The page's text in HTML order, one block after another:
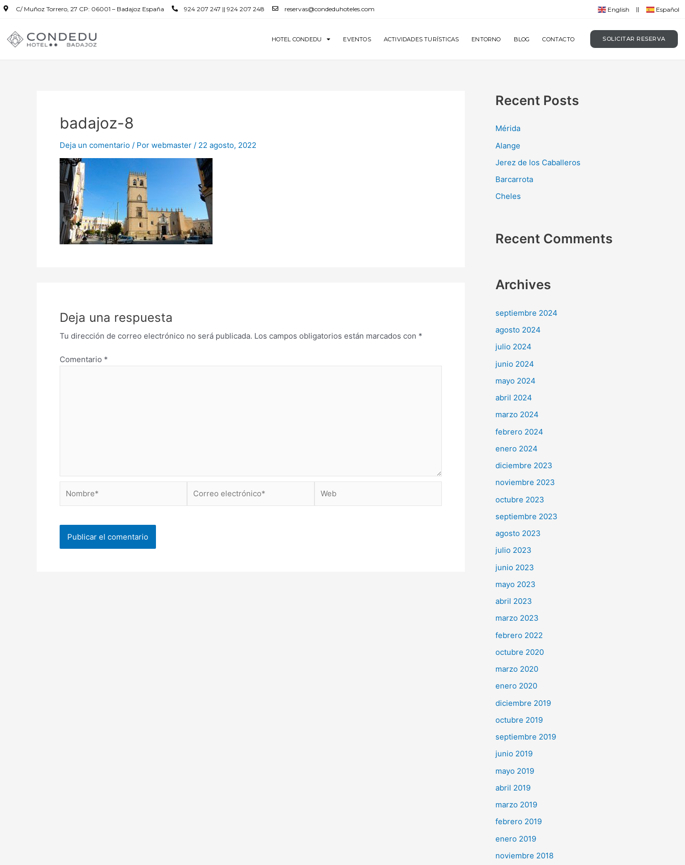
C/ Muñoz Torrero, 27 CP: 06001 – Badajoz España 924 207 247 || 924 207 248 reservas@condeduhoteles.com English Español
HOTEL CONDEDU EVENTOS ACTIVIDADES TURÍSTICAS ENTORNO BLOG CONTACTO SOLICITAR RESERVA
badajoz-8
Deja un comentario / Por webmaster / 22 agosto, 2022
Deja una respuesta
Tu dirección de correo electrónico no será publicada. Los campos obligatorios están marcados con *
Comentario *
Recent Posts
Mérida
Alange
Jerez de los Caballeros
Barcarrota
Cheles
Recent Comments
Archives
septiembre 2024
agosto 2024
julio 2024
junio 2024
mayo 2024
abril 2024
marzo 2024
febrero 2024
enero 2024
diciembre 2023
noviembre 2023
octubre 2023
septiembre 2023
agosto 2023
julio 2023
junio 2023
mayo 2023
abril 2023
marzo 2023
febrero 2022
octubre 2020
marzo 2020
enero 2020
diciembre 2019
octubre 2019
septiembre 2019
junio 2019
mayo 2019
abril 2019
marzo 2019
febrero 2019
enero 2019
noviembre 2018